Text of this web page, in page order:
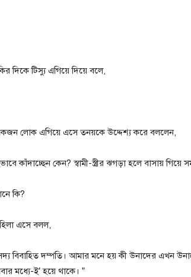
দিকে টিস্যু এগিয়ে দিয়ে বলে,
লোক এগিয়ে এসে তনয়কে উদ্দেশ্য করে বললেন,
কাঁদাচ্ছেন কেন? স্বামী-স্ত্রীর ঝগড়া হলে বাসায় গিয়ে
কি?
এসে বলল,
বিবাহিত দম্পতি। আমার মনে হয় কী উনাদের এখন
মধ্যে-ই’ হয়ে থাকে। ”